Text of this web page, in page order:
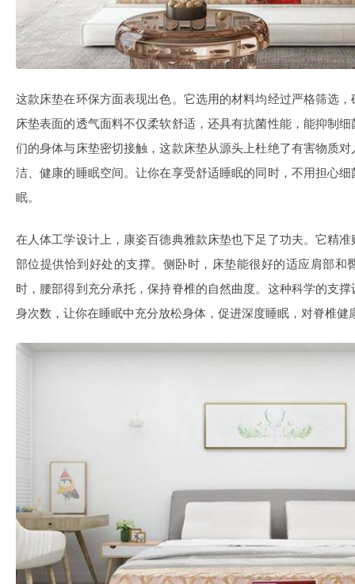
这款床垫在环保方面表现出色。它选用的材料均经过严格筛选
床垫表面的透气面料不仅柔软舒适，还具有抗菌性能，能抑制
们的身体与床垫密切接触，这款床垫从源头上杜绝了有害物质
洁、健康的睡眠空间。让你在享受舒适睡眠的同时，不用担心
眠。
在人体工学设计上，康姿百德典雅款床垫也下足了功夫。它精
部位提供恰到好处的支撑。侧卧时，床垫能很好的适应肩部和
时，腰部得到充分承托，保持脊椎的自然曲度。这种科学的支
身次数，让你在睡眠中充分放松身体，促进深度睡眠，对脊椎健